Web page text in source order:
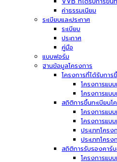
ค่าธรรมเนียม
ระเบียบและประกาศ
ระเบียบ
ประกาศ
คู่มือ
แบบฟอร์ม
ฐานข้อมูลโครงการ
โครงการที่ได้รับการ
โครงการแบ
โครงการแบ
สถิติการขึ้นทะเบียนโ
โครงการแบ
โครงการแบ
ประเภทโคร
ประเภทโคร
สถิติการรับรองคาร์
โครงการแบ